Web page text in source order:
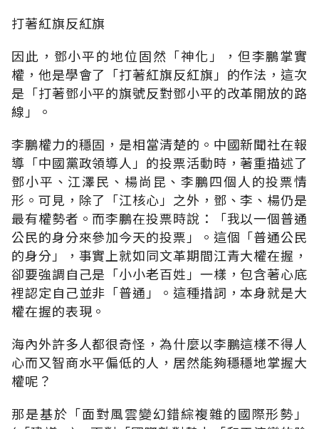
打著紅旗反紅旗
因此，鄧小平的地位固然「神化」，但李鵬掌實
權，他是學會了「打著紅旗反紅旗」的作法，這次
是「打著鄧小平的旗號反對鄧小平的改革開放的路
線」。
李鵬權力的穩固，是相當清楚的。中國新聞社在報
導「中國黨政領導人」的投票活動時，著重描述了
鄧小平、江澤民、楊尚昆、李鵬四個人的投票情
形。可見，除了「江核心」之外，鄧、李、楊仍是
最有權勢者。而李鵬在投票時說：「我以一個普通
公民的身分來參加今天的投票」。這個「普通公民
的身分」，事實上就如同文革期間江青大權在握，
卻要強調自己是「小小老百姓」一樣，包含著心底
裡認定自己並非「普通」。這種措詞，本身就是大
權在握的表現。
海內外許多人都很奇怪，為什麼以李鵬這樣不得人
心而又智商水平偏低的人，居然能夠穩穩地掌握大
權呢？
那是基於「面對風雲變幻錯綜複雜的國際形勢」